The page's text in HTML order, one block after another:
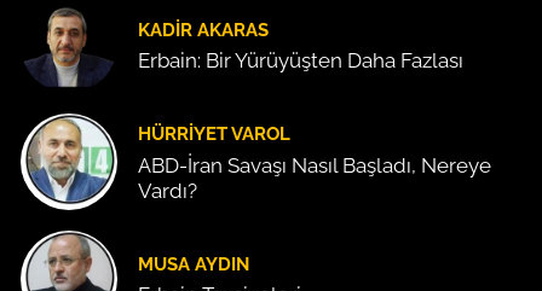
KADIR AKARAS
Erbain: Bir Yürüyüşten Daha Fazlası
HÜRRIYET VAROL
ABD-İran Savaşı Nasıl Başladı, Nereye
Vardı?
MUSA AYDIN